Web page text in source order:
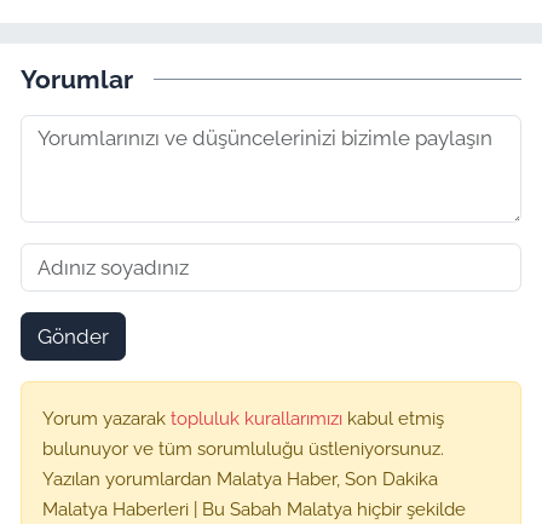
Yorumlar
Gönder
Yorum yazarak topluluk kurallarımızı kabul etmiş
bulunuyor ve tüm sorumluluğu üstleniyorsunuz.
Yazılan yorumlardan Malatya Haber, Son Dakika
Malatya Haberleri | Bu Sabah Malatya hiçbir şekilde